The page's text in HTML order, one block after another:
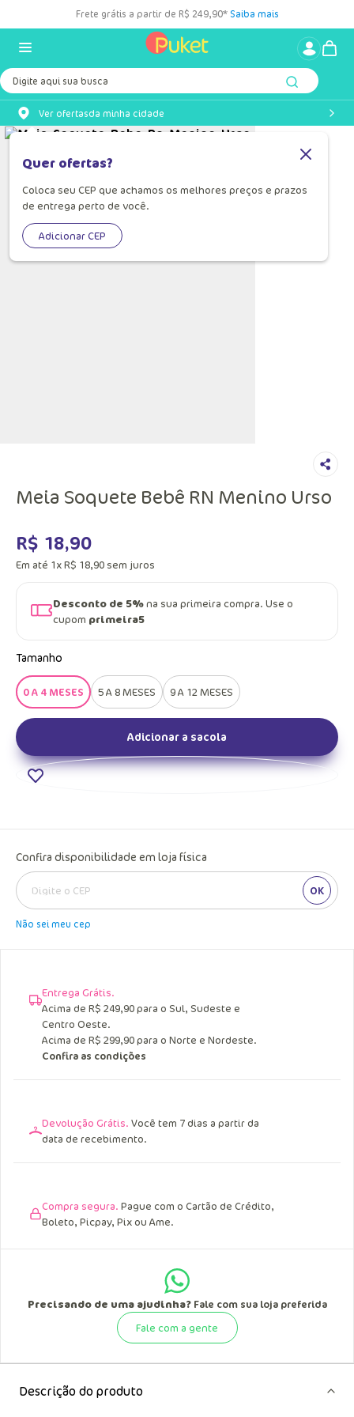
Frete grátis a partir de R$ 249,90* Saiba mais
Digite aqui sua busca
Ver ofertasda minha cidade
Quer ofertas?
Coloca seu CEP que achamos os melhores preços e prazos
de entrega perto de você.
Adicionar CEP
Meia Soquete Bebê RN Menino Urso
R$ 18,90
Em até 1xR$ 18,90 sem juros
Desconto de 5%na sua primeira compra. Use o
cupom primeira5
Tamanho
0 A 4 MESES 5 A 8 MESES 9 A 12 MESES
Adicionar a sacola
Confira disponibilidade em loja física
OK
Não sei meu cep
Entrega Grátis.
Acima de R$ 249,90 para o Sul, Sudeste e
Centro Oeste.
Acima de R$ 299,90 para o Norte e Nordeste.
Confira as condições
Devolução Grátis. Você tem 7 dias a partir da
data de recebimento.
Compra segura. Pague com o Cartão de Crédito,
Boleto, Picpay, Pix ou Ame.
Precisando de uma ajudinha?Fale com sua loja preferida
Fale com a gente
Descrição do produto